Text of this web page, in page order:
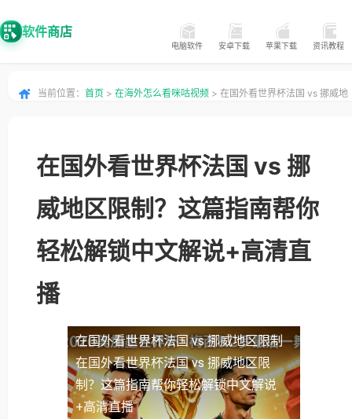
软件商店
电脑软件 安卓下载 苹果下载 资讯教程
当前位置： 首页 > 在海外怎么看咪咕视频 > 在国外看世界杯法国 vs 挪威地
在国外看世界杯法国 vs 挪
威地区限制？这篇指南帮你
轻松解锁中文解说+高清直
播
在国外看世界杯法国 vs 挪威地区限制
在国外看世界杯法国 vs 挪威地区限
制？这篇指南帮你轻松解锁中文解说
+高清直播